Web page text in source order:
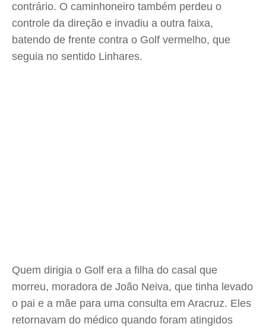
contrário. O caminhoneiro também perdeu o
controle da direção e invadiu a outra faixa,
batendo de frente contra o Golf vermelho, que
seguia no sentido Linhares.
Quem dirigia o Golf era a filha do casal que
morreu, moradora de João Neiva, que tinha levado
o pai e a mãe para uma consulta em Aracruz. Eles
retornavam do médico quando foram atingidos